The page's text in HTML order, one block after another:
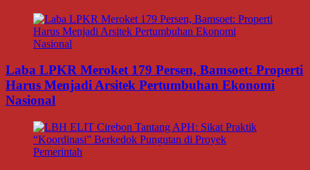
Laba LPKR Meroket 179 Persen, Bamsoet: Properti
Harus Menjadi Arsitek Pertumbuhan Ekonomi
Nasional